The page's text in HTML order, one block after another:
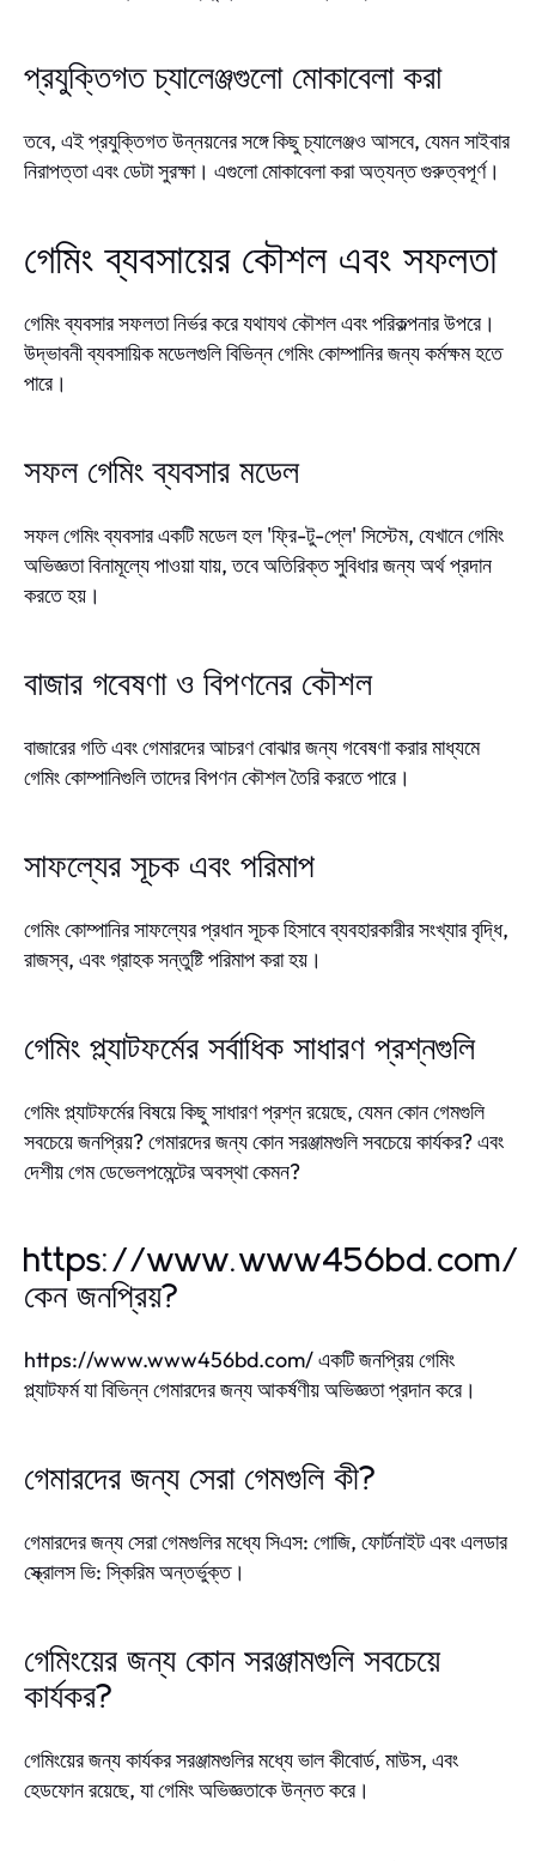
প্রযুক্তিগত চ্যালেঞ্জগুলো মোকাবেলা করা
তবে, এই প্রযুক্তিগত উন্নয়নের সঙ্গে কিছু চ্যালেঞ্জও আসবে, যেমন সাইবার
নিরাপত্তা এবং ডেটা সুরক্ষা। এগুলো মোকাবেলা করা অত্যন্ত গুরুত্বপূর্ণ।
গেমিং ব্যবসায়ের কৌশল এবং সফলতা
গেমিং ব্যবসার সফলতা নির্ভর করে যথাযথ কৌশল এবং পরিকল্পনার উপরে।
উদ্ভাবনী ব্যবসায়িক মডেলগুলি বিভিন্ন গেমিং কোম্পানির জন্য কর্মক্ষম হতে
পারে।
সফল গেমিং ব্যবসার মডেল
সফল গেমিং ব্যবসার একটি মডেল হল 'ফ্রি-টু-প্লে' সিস্টেম, যেখানে গেমিং
অভিজ্ঞতা বিনামূল্যে পাওয়া যায়, তবে অতিরিক্ত সুবিধার জন্য অর্থ প্রদান
করতে হয়।
বাজার গবেষণা ও বিপণনের কৌশল
বাজারের গতি এবং গেমারদের আচরণ বোঝার জন্য গবেষণা করার মাধ্যমে
গেমিং কোম্পানিগুলি তাদের বিপণন কৌশল তৈরি করতে পারে।
সাফল্যের সূচক এবং পরিমাপ
গেমিং কোম্পানির সাফল্যের প্রধান সূচক হিসাবে ব্যবহারকারীর সংখ্যার বৃদ্ধি,
রাজস্ব, এবং গ্রাহক সন্তুষ্টি পরিমাপ করা হয়।
গেমিং প্ল্যাটফর্মের সর্বাধিক সাধারণ প্রশ্নগুলি
গেমিং প্ল্যাটফর্মের বিষয়ে কিছু সাধারণ প্রশ্ন রয়েছে, যেমন কোন গেমগুলি
সবচেয়ে জনপ্রিয়? গেমারদের জন্য কোন সরঞ্জামগুলি সবচেয়ে কার্যকর? এবং
দেশীয় গেম ডেভেলপমেন্টের অবস্থা কেমন?
https://www.www456bd.com/
কেন জনপ্রিয়?
https://www.www456bd.com/ একটি জনপ্রিয় গেমিং
প্ল্যাটফর্ম যা বিভিন্ন গেমারদের জন্য আকর্ষণীয় অভিজ্ঞতা প্রদান করে।
গেমারদের জন্য সেরা গেমগুলি কী?
গেমারদের জন্য সেরা গেমগুলির মধ্যে সিএস: গোজি, ফোর্টনাইট এবং এলডার
স্ক্রোলস ভি: স্কিরিম অন্তর্ভুক্ত।
গেমিংয়ের জন্য কোন সরঞ্জামগুলি সবচেয়ে
কার্যকর?
গেমিংয়ের জন্য কার্যকর সরঞ্জামগুলির মধ্যে ভাল কীবোর্ড, মাউস, এবং
হেডফোন রয়েছে, যা গেমিং অভিজ্ঞতাকে উন্নত করে।